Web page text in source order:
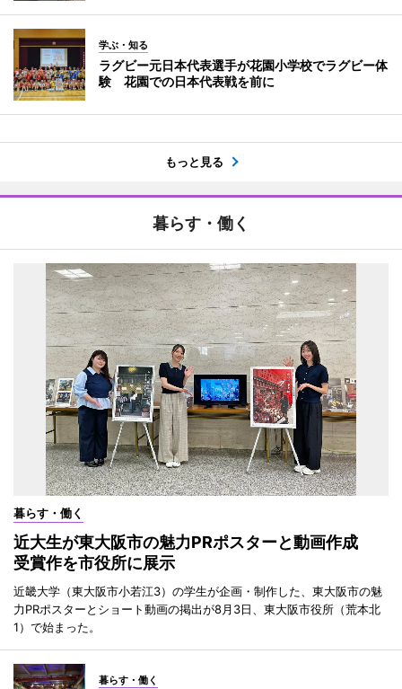
学ぶ・知る
ラグビー元日本代表選手が花園小学校でラグビー体
験 花園での日本代表戦を前に
もっと見る
暮らす・働く
暮らす・働く
近大生が東大阪市の魅力PRポスターと動画作成
受賞作を市役所に展示
近畿大学（東大阪市小若江3）の学生が企画・制作した、東大阪市の魅
力PRポスターとショート動画の掲出が8月3日、東大阪市役所（荒本北
1）で始まった。
暮らす・働く